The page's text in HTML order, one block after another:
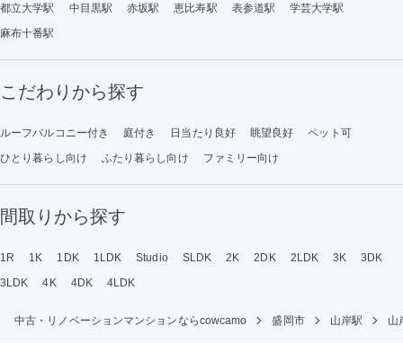
都立大学駅
中目黒駅 赤坂駅 恵比寿駅 表参道駅
学芸大学駅
麻布十番駅
こだわりから探す
ルーフバルコニー付き 庭付き 日当たり良好 眺望良好
ペット可
ひとり暮らし向け
ふたり暮らし向け ファミリー向け
間取りから探す
1R 1K 1DK 1LDK Studio SLDK 2K 2DK 2LDK 3K
3DK
3LDK
4K 4DK 4LDK
中古・リノベーションマンションならcowcamo 盛岡市 山岸駅 山